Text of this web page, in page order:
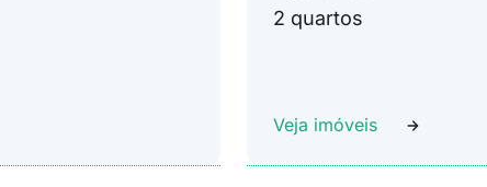
2 quartos
Veja imóveis